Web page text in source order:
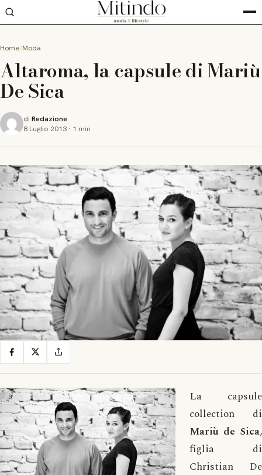
Home Moda
Altaroma, la capsule di Mariù
De Sica
di Redazione
8 Luglio 2013 · 1 min
La capsule
collection di
Mariù de Sica,
figlia di
Christian De